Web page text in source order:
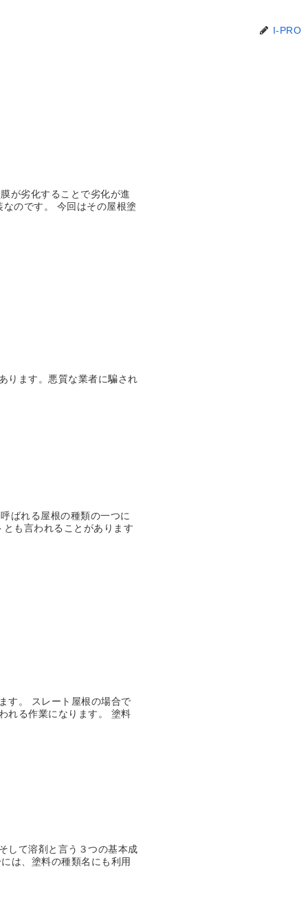
I-PRO
が劣化することで劣化が進
のです。 今回はその屋根塗
ります。悪質な業者に騙され
ばれる屋根の種類の一つに
も言われることがあります
す。 スレート屋根の場合で
れる作業になります。 塗料
して溶剤と言う３つの基本成
は、塗料の種類名にも利用